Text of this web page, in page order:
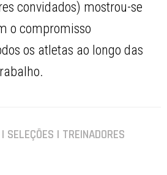
convidados) mostrou-se
o compromisso
os atletas ao longo das
| TREINADORES